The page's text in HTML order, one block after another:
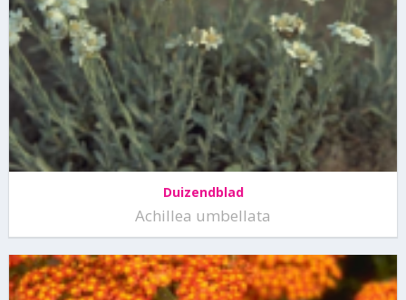
Duizendblad
Achillea umbellata